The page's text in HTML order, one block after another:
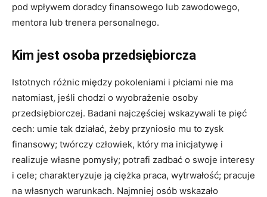
pod wpływem doradcy finansowego lub zawodowego,
mentora lub trenera personalnego.
Kim jest osoba przedsiębiorcza
Istotnych różnic między pokoleniami i płciami nie ma
natomiast, jeśli chodzi o wyobrażenie osoby
przedsiębiorczej. Badani najczęściej wskazywali te pięć
cech: umie tak działać, żeby przyniosło mu to zysk
finansowy; twórczy człowiek, który ma inicjatywę i
realizuje własne pomysły; potrafi zadbać o swoje interesy
i cele; charakteryzuje ją ciężka praca, wytrwałość; pracuje
na własnych warunkach. Najmniej osób wskazało